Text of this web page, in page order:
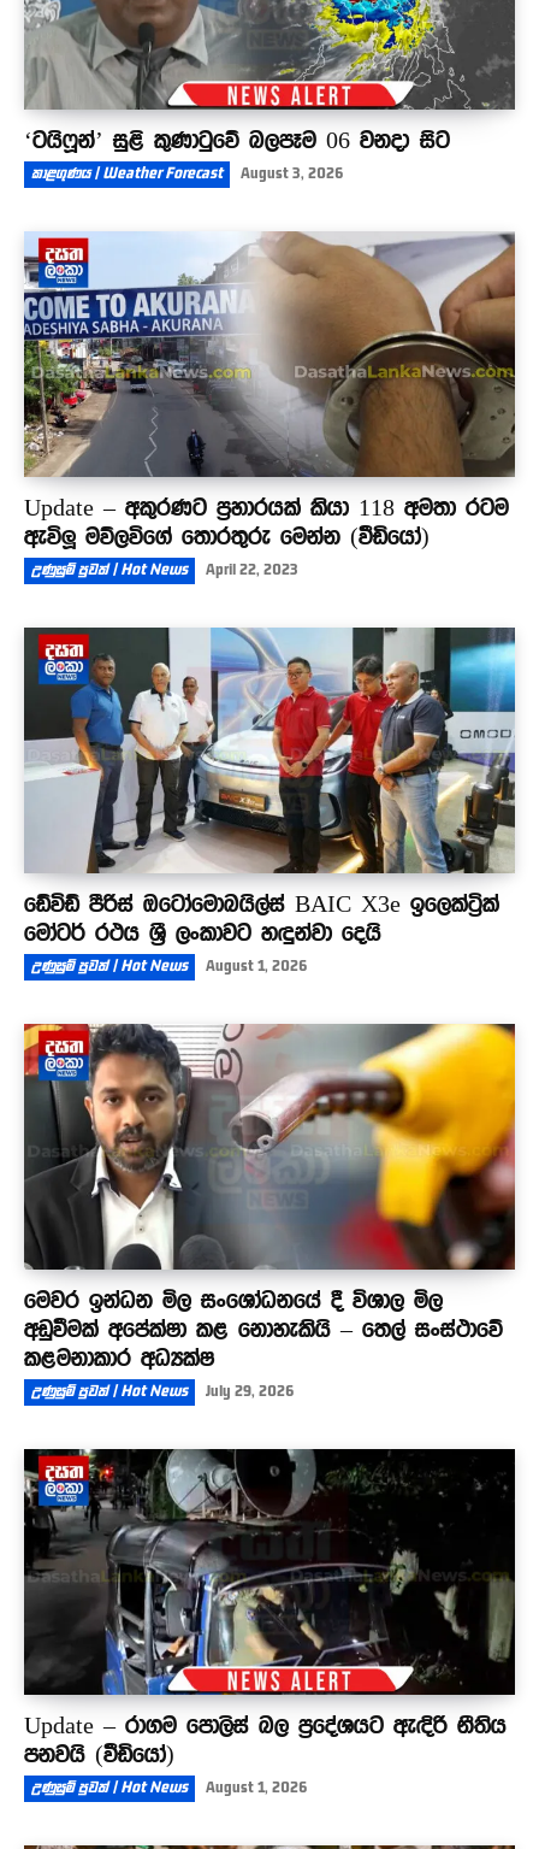
‘ටයිෆූන්’ සුළි කුණාටුවේ බලපෑම 06 වනදා සිට
කාළගුණය | Weather Forecast August 3, 2026
Update – අකුරණට ප්‍රහාරයක් කියා 118 අමතා රටම
ඇවිලූ මව්ලවිගේ තොරතුරු මෙන්න (වීඩියෝ)
උණුසුම් පුවත් | Hot News April 22, 2023
ඩේවිඩ් පීරිස් ඔටෝමොබයිල්ස් BAIC X3e ඉලෙක්ට්‍රික්
මෝටර් රථය ශ්‍රී ලංකාවට හඳුන්වා දෙයි
උණුසුම් පුවත් | Hot News August 1, 2026
මෙවර ඉන්ධන මිල සංශෝධනයේ දී විශාල මිල
අඩුවීමක් අපේක්ෂා කළ නොහැකියි – තෙල් සංස්ථාවේ
කළමනාකාර අධ්‍යක්ෂ
උණුසුම් පුවත් | Hot News July 29, 2026
Update – රාගම පොලිස් බල ප්‍රදේශයට ඇඳිරි නීතිය
පනවයි (වීඩියෝ)
උණුසුම් පුවත් | Hot News August 1, 2026